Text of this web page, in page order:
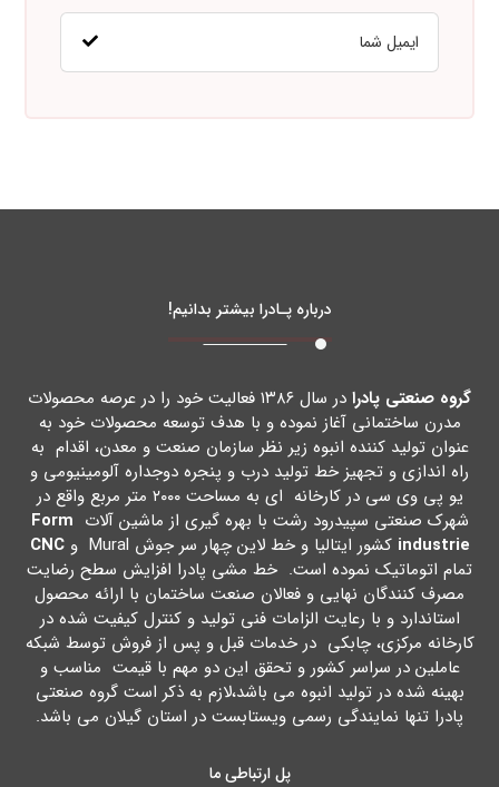
درباره پـادرا بیشتر بدانیم!
گروه صنعتی پادرا
در سال ۱۳۸۶ فعالیت خود را در عرصه محصولات
مدرن ساختمانی آغاز نموده و با هدف توسعه محصولات خود به
عنوان تولید کننده انبوه زیر نظر سازمان صنعت و معدن، اقدام به
راه اندازي و تجهیز خط تولید درب و پنجره دوجداره آلومینیومی و
یو پی وي سی در کارخانه اي به مساحت ۲۰۰۰ متر مربع واقع در
شهرك صنعتی سپیدرود رشت با بهره گیري از ماشین آلات Form
industrie کشور ایتالیا و خط لاین چهار سر جوش Mural و
CNC
تمام اتوماتیک نموده است. خط مشی پادرا افزایش سطح رضایت
مصرف کنندگان نهایی و فعالان صنعت ساختمان با ارائه محصول
استاندارد و با رعایت الزامات فنی تولید و کنترل کیفیت شده در
کارخانه مرکزي، چابکی در خدمات قبل و پس از فروش توسط شبکه
عاملین در سراسر کشور و تحقق این دو مهم با قیمت مناسب و
بهینه شده در تولید انبوه می باشد،لازم به ذکر است گروه صنعتی
پادرا تنها نمایندگی رسمی ویستابست در استان گیلان می باشد.
پل ارتباطی ما